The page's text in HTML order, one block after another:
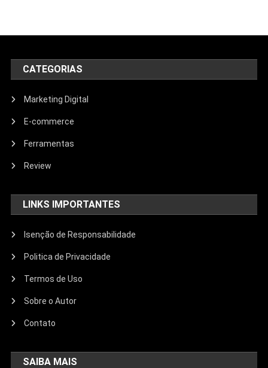
CATEGORIAS
Marketing Digital
E-commerce
Ferramentas
Review
LINKS IMPORTANTES
Isenção de Responsabilidade
Politica de Privacidade
Termos de Uso
Sobre o Autor
Contato
SAIBA MAIS